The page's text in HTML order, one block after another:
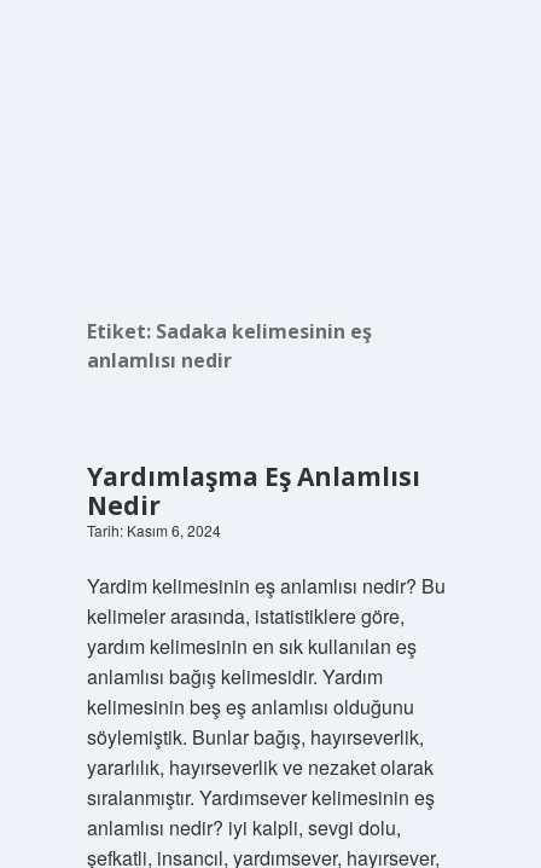
Etiket: Sadaka kelimesinin eş
anlamlısı nedir
Yardımlaşma Eş Anlamlısı
Nedir
Tarih: Kasım 6, 2024
Yardim kelimesinin eş anlamlısı nedir? Bu
kelimeler arasında, istatistiklere göre,
yardım kelimesinin en sık kullanılan eş
anlamlısı bağış kelimesidir. Yardım
kelimesinin beş eş anlamlısı olduğunu
söylemiştik. Bunlar bağış, hayırseverlik,
yararlılık, hayırseverlik ve nezaket olarak
sıralanmıştır. Yardımsever kelimesinin eş
anlamlısı nedir? iyi kalpli, sevgi dolu,
şefkatli, insancıl, yardımsever, hayırsever,